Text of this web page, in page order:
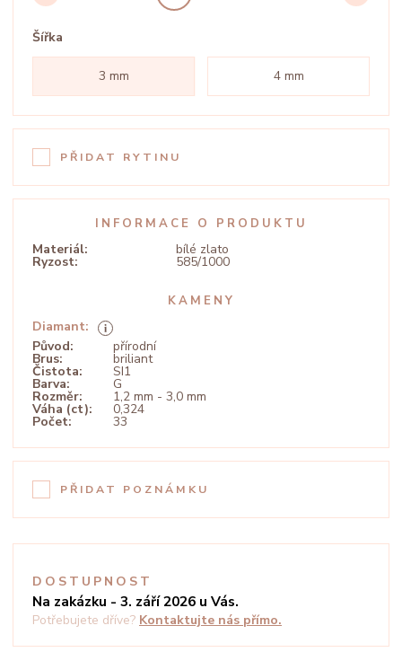
Šířka
3 mm 4 mm
PŘIDAT RYTINU
INFORMACE O PRODUKTU
Materiál: bílé zlato
Ryzost: 585/1000
KAMENY
Diamant:
Původ:
přírodní
Brus: briliant
Čistota: SI1
Barva: G
Rozměr: 1,2 mm - 3,0 mm
Váha (ct): 0,324
Počet: 33
PŘIDAT POZNÁMKU
DOSTUPNOST
Na zakázku - 3. září 2026 u Vás.
Potřebujete dříve? Kontaktujte nás přímo.